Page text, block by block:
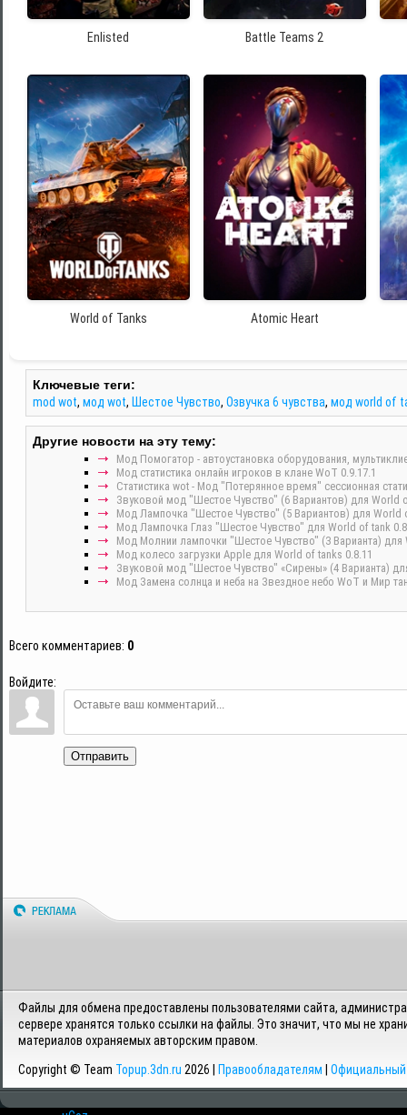
Enlisted Battle Teams 2
World of Tanks Atomic Heart
Ключевые теги:
mod wot, мод wot, Шестое Чувство, Озвучка 6 чувства, мод world of
Другие новости на эту тему:
Мод Помогатор - автоустановка оборудования,
Мод статистика онлайн игроков в клане WoT 0.9.17.1
Статистика wot - Мод "Потерянное время" сессионная
Звуковой мод "Шестое Чувство" (6 Вариантов) для World
Мод Лампочка "Шестое Чувство" (5 Вариантов) для World
Мод Лампочка Глаз "Шестое Чувство" для World of tank
Мод Молнии лампочки "Шестое Чувство" (3 Варианта) для
Мод колесо загрузки Apple для World of tanks 0.8.11
Звуковой мод "Шестое Чувство" «Сирены» (4 Варианта)
Мод Замена солнца и неба на Звездное небо WoT и Мир
Всего комментариев: 0
Войдите:
Отправить
Файлы для обмена предоставлены пользователями сайта,
сервере хранятся только ссылки на файлы. Это значит, что мы не
материалов охраняемых авторским правом.
Copyright © Team Topup.3dn.ru 2026 | Правообладателям Официальный